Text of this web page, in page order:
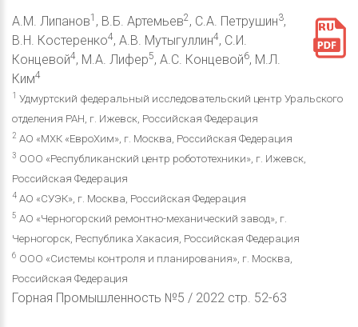
А.М. Липанов1 , В.Б. Артемьев2, С.А. Петрушин3,
В.Н. Костеренко4, А.В. Мутыгуллин4, С.И.
Концевой4, М.А. Лифер5, А.С. Концевой6, М.Л.
Ким4
1
Удмуртский федеральный исследовательский центр Уральского
отделения РАН, г. Ижевск, Российская Федерация
2 АО «МХК «ЕвроХим», г. Москва, Российская Федерация
3 ООО «Республиканский центр робототехники», г. Ижевск,
Российская Федерация
4 АО «СУЭК», г. Москва, Российская Федерация
5 АО «Черногорский ремонтно-механический завод», г.
Черногорск, Республика Хакасия, Российская Федерация
6 ООО «Системы контроля и планирования», г. Москва,
Российская Федерация
Горная Промышленность №5 / 2022 стр. 52-63